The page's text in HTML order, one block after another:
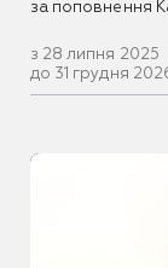
за поповнення
з 28 липня 2025
до 31 грудня